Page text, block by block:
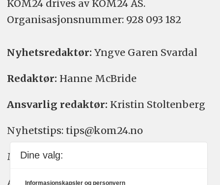
KOM24 drives av KOM24 AS.
Organisasjons­nummer: 928 093 182
Nyhetsredaktør: Yngve Garen Svardal
Redaktør: Hanne McBride
Ansvarlig redaktør: Kristin Stoltenberg
Nyhetstips: tips@kom24.no
Meninger: meninger@kom24.no
Annonse: annonse@watchmedia.no
Dine valg:
Informasjonskapsler og personvern